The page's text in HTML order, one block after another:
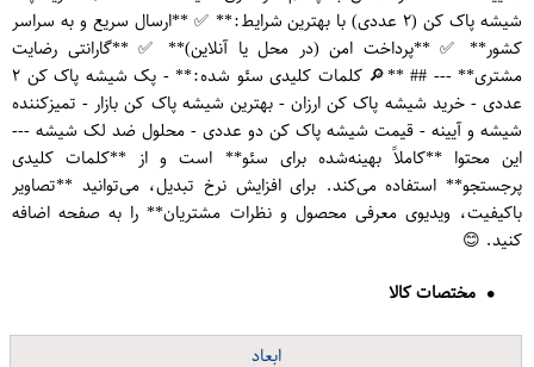
شیشه پاک کن (۲ عددی) با بهترین شرایط:** ✅ **ارسال سریع و به سراسر
کشور** ✅ **پرداخت امن (در محل یا آنلاین)** ✅ **گارانتی رضایت
مشتری** --- ## **🔎 کلمات کلیدی سئو شده:** - پک شیشه پاک کن ۲
عددی - خرید شیشه پاک کن ارزان - بهترین شیشه پاک کن بازار - تمیزکننده
شیشه و آیینه - قیمت شیشه پاک کن دو عددی - محلول ضد لک شیشه ---
این محتوا **کاملاً بهینه‌شده برای سئو** است و از **کلمات کلیدی
پرجستجو** استفاده می‌کند. برای افزایش نرخ تبدیل، می‌توانید **تصاویر
باکیفیت، ویدیوی معرفی محصول و نظرات مشتریان** را به صفحه اضافه
کنید. 😊
مختصات کالا
ابعاد